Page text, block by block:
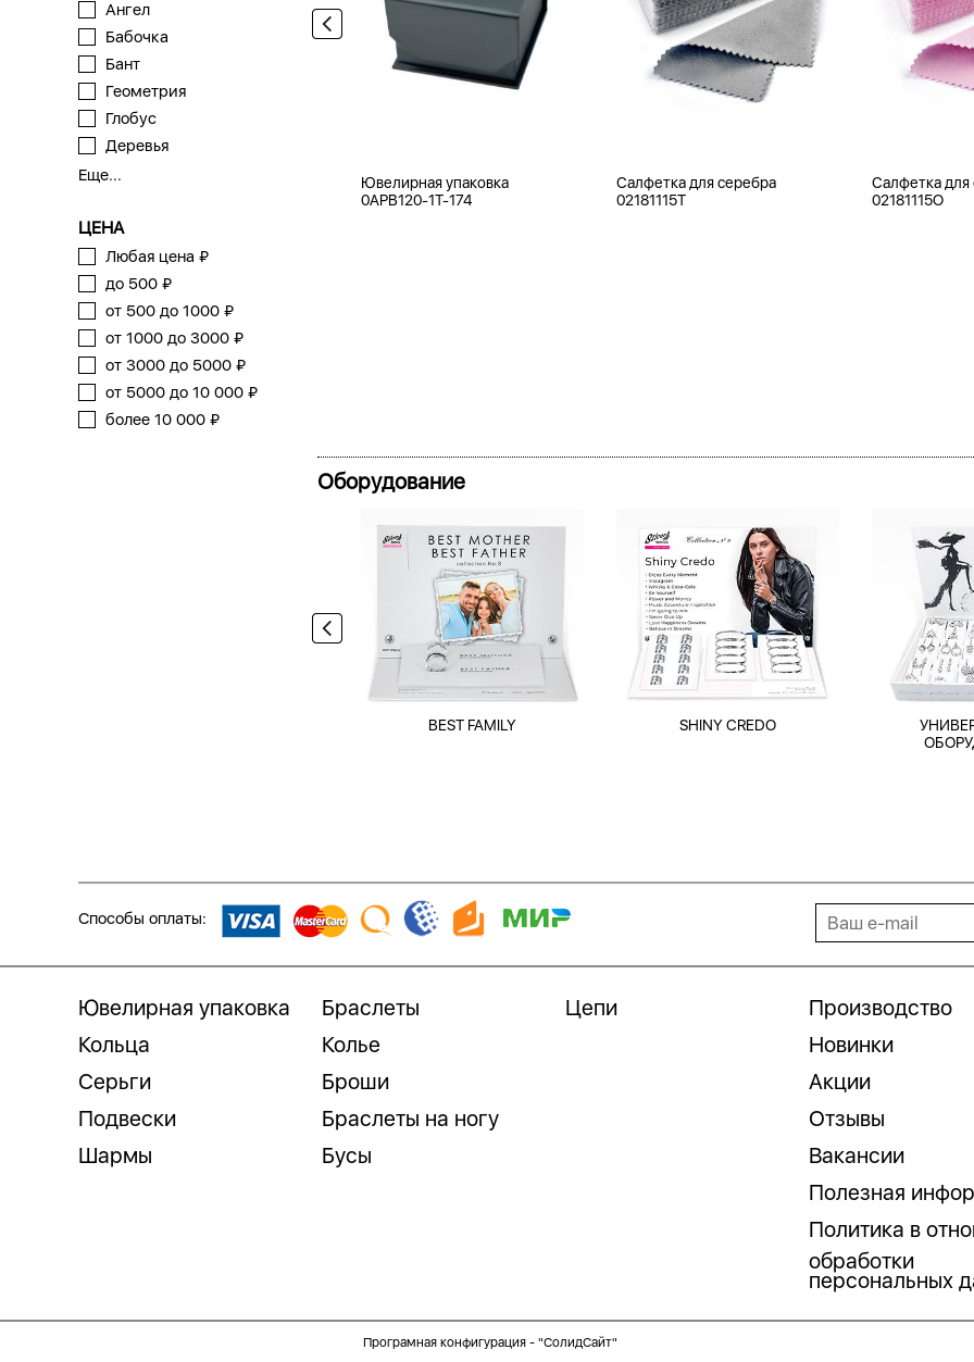
Ангел
Бабочка
Бант
Геометрия
Глобус
Деревья
Еще...
ЦЕНА
Любая цена ₽
до 500 ₽
от 500 до 1000 ₽
от 1000 до 3000 ₽
от 3000 до 5000 ₽
от 5000 до 10 000 ₽
более 10 000 ₽
Ювелирная упаковка
0APB120-1T-174
Салфетка для серебра
02181115T
Салфетка для
02181115O
Оборудование
BEST FAMILY SHINY CREDO
Способы оплаты:
Ювелирная упаковка
Кольца
Серьги
Подвески
Шармы
Браслеты
Колье
Броши
Браслеты на ногу
Бусы
Цепи
Производство
Новинки
Акции
Отзывы
Вакансии
Полезная
Политика в
обработки
персональных
Програмная конфигурация - "СолидСайт"